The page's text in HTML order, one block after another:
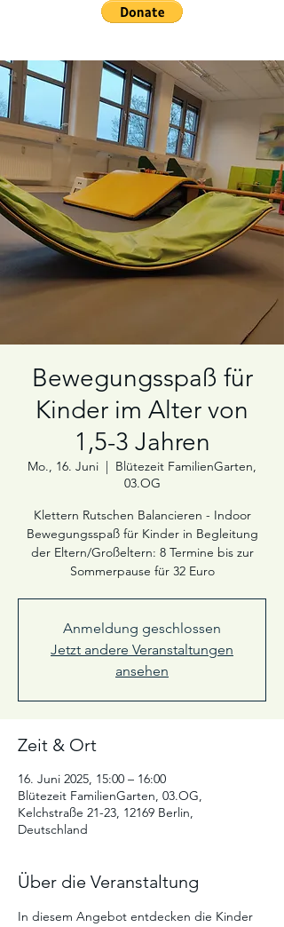
Bewegungsspaß für
Kinder im Alter von
1,5-3 Jahren
Mo., 16. Juni
  |
Blütezeit FamilienGarten,
03.OG
Klettern Rutschen Balancieren - Indoor
Bewegungsspaß für Kinder in Begleitung
der Eltern/Großeltern: 8 Termine bis zur
Sommerpause für 32 Euro
Anmeldung geschlossen
Jetzt andere Veranstaltungen
ansehen
Zeit & Ort
16. Juni 2025, 15:00 – 16:00
Blütezeit FamilienGarten, 03.OG,
Kelchstraße 21-23, 12169 Berlin,
Deutschland
Über die Veranstaltung
In diesem Angebot entdecken die Kinder